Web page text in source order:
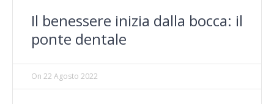
Il benessere inizia dalla bocca: il
ponte dentale
On 22 Agosto 2022